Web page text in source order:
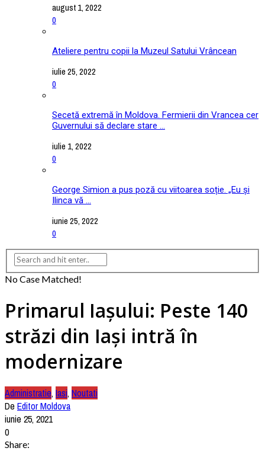
august 1, 2022
0
Ateliere pentru copii la Muzeul Satului Vrâncean
iulie 25, 2022
0
Secetă extremă în Moldova. Fermierii din Vrancea cer
Guvernului să declare stare ...
iulie 1, 2022
0
George Simion a pus poză cu viitoarea soție. „Eu și
Ilinca vă ...
iunie 25, 2022
0
No Case Matched!
Primarul Iașului: Peste 140
străzi din Iași intră în
modernizare
Administratie, Iasi, Noutati
De Editor Moldova
iunie 25, 2021
0
Share: